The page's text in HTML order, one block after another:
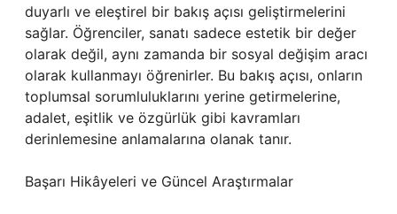
duyarlı ve eleştirel bir bakış açısı geliştirmelerini
sağlar. Öğrenciler, sanatı sadece estetik bir değer
olarak değil, aynı zamanda bir sosyal değişim aracı
olarak kullanmayı öğrenirler. Bu bakış açısı, onların
toplumsal sorumluluklarını yerine getirmelerine,
adalet, eşitlik ve özgürlük gibi kavramları
derinlemesine anlamalarına olanak tanır.
Başarı Hikâyeleri ve Güncel Araştırmalar